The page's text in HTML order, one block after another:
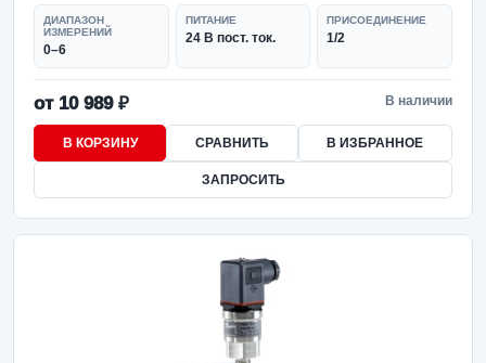
ДИАПАЗОН
ИЗМЕРЕНИЙ
0–6
ПИТАНИЕ
24 В пост. ток.
ПРИСОЕДИНЕНИЕ
1/2
от 10 989 ₽ В наличии
В КОРЗИНУ СРАВНИТЬ В ИЗБРАННОЕ
ЗАПРОСИТЬ